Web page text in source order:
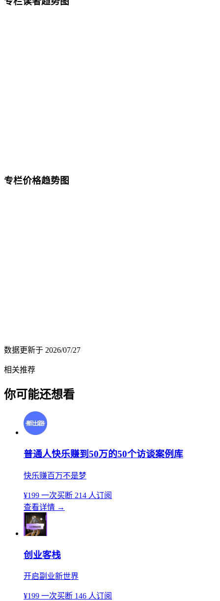
专栏价格趋势图
数据更新于 2026/07/27
相关推荐
你可能还想看
普通人快乐赚到50万的50个访谈案例库
快乐赚百万不是梦
¥199 一次买断 214 人订阅
查看详情 →
创业客栈
开启副业新世界
¥199 一次买断 146 人订阅